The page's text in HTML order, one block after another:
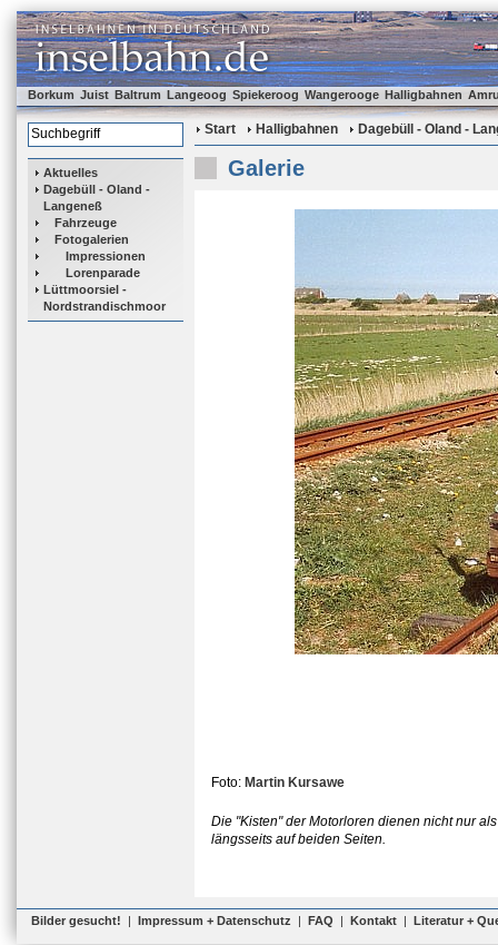
Borkum Juist Baltrum Langeoog Spiekeroog Wangerooge Halligbahnen
Aktuelles
Dagebüll - Oland -
Langeneß
Fahrzeuge
Fotogalerien
Impressionen
Lorenparade
Lüttmoorsiel -
Nordstrandischmoor
Start Halligbahnen Dagebüll - Oland -
Galerie
Foto: Martin Kursawe
Die "Kisten" der Motorloren dienen nicht nur
längsseits auf beiden Seiten.
Bilder gesucht! | Impressum + Datenschutz | FAQ | Kontakt | Literatur +